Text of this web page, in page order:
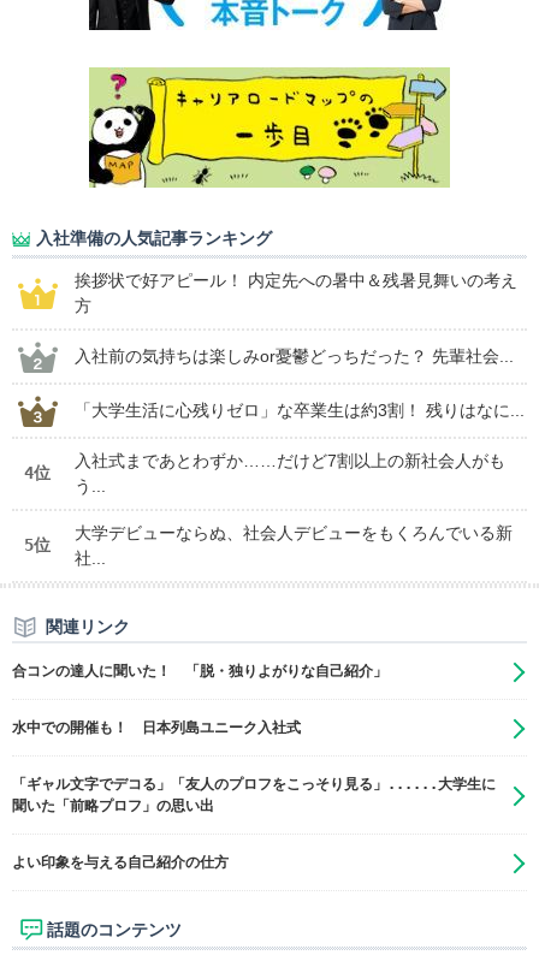
入社準備の人気記事ランキング
挨拶状で好アピール！ 内定先への暑中＆残暑見舞いの考え
方
入社前の気持ちは楽しみor憂鬱どっちだった？ 先輩社会...
「大学生活に心残りゼロ」な卒業生は約3割！ 残りはなに...
4位
入社式まであとわずか……だけど7割以上の新社会人がも
う...
5位
大学デビューならぬ、社会人デビューをもくろんでいる新
社...
関連リンク
合コンの達人に聞いた！ 「脱・独りよがりな自己紹介」
水中での開催も！ 日本列島ユニーク入社式
「ギャル文字でデコる」「友人のプロフをこっそり見る」......大学生に
聞いた「前略プロフ」の思い出
よい印象を与える自己紹介の仕方
話題のコンテンツ